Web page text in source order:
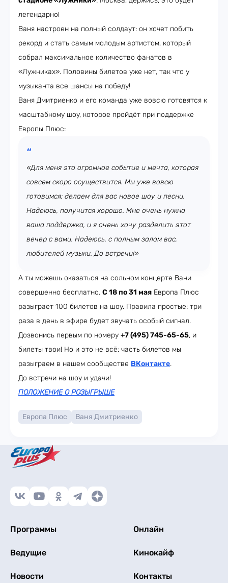
легендарно!
Ваня настроен на полный солдаут: он хочет побить
рекорд и стать самым молодым артистом, который
собрал максимальное количество фанатов в
«Лужниках». Половины билетов уже нет, так что у
музыканта все шансы на победу!
Ваня Дмитриенко и его команда уже вовсю готовятся к
масштабному шоу, которое пройдёт при поддержке
Европы Плюс:
«Для меня это огромное событие и мечта, которая
совсем скоро осуществится. Мы уже вовсю
готовимся: делаем для вас новое шоу и песни.
Надеюсь, получится хорошо. Мне очень нужна
ваша поддержка, и я очень хочу разделить этот
вечер с вами. Надеюсь, с полным залом вас,
любителей музыки. До встречи!»
А ты можешь оказаться на сольном концерте Вани
совершенно бесплатно. С 18 по 31 мая Европа Плюс
разыграет 100 билетов на шоу. Правила простые: три
раза в день в эфире будет звучать особый сигнал.
Дозвонись первым по номеру +7 (495) 745-65-65, и
билеты твои! Но и это не всё: часть билетов мы
разыграем в нашем сообществе ВКонтакте.
До встречи на шоу и удачи!
ПОЛОЖЕНИЕ О РОЗЫГРЫШЕ
Европа Плюс Ваня Дмитриенко
Программы Онлайн
Ведущие Кинокайф
Новости Контакты